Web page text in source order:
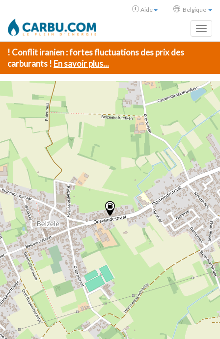
Aide Belgique
! Conflit iranien : fortes fluctuations des prix des
carburants ! En savoir plus...